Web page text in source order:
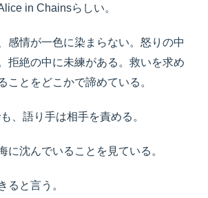
in Chainsらしい。
感情が一色に染まらない。怒りの中
拒絶の中に未練がある。救いを求め
ことをどこかで諦めている。
、語り手は相手を責める。
に沈んでいることを見ている。
ると言う。